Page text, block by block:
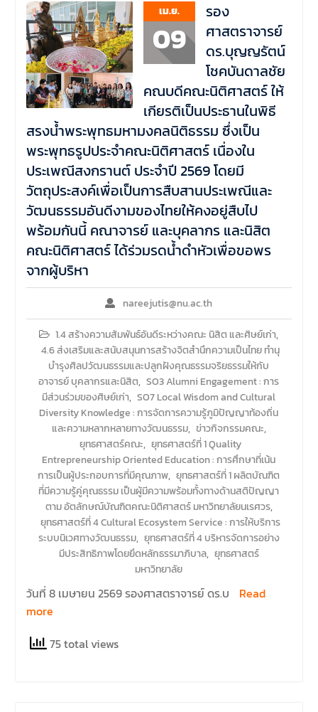
เม.ย.
09
รอง
ศาสตราจารย์
ดร.บุญญรัตน์
โชคบันดาลชัย
คณบดีคณะนิติศาสตร์ ให้
เกียรติเป็นประธานในพิธี
สรงน้ำพระพุทธมหามงคลนิติธรรม ซึ่งเป็น
พระพุทธรูปประจำคณะนิติศาสตร์ เนื่องใน
ประเพณีสงกรานต์ ประจำปี 2569 โดยมี
วัตถุประสงค์เพื่อเป็นการสืบสานประเพณีและ
วัฒนธรรมอันดีงามของไทยให้คงอยู่สืบไป
พร้อมกันนี้ คณาจารย์ และบุคลากร และนิสิต
คณะนิติศาสตร์ ได้ร่วมรดน้ำดำหัวเพื่อขอพร
จากผู้บริหา
nareejutis@nu.ac.th
1.4 สร้างความสัมพันธ์อันดีระหว่างคณะ นิสิต และศิษย์เก่า,
4.6 ส่งเสริมและสนับสนุนการสร้างจิตสำนึกความเป็นไทย ทำนุ
บำรุงศิลปวัฒนธรรมและปลูกฝังคุณธรรมจริยธรรมให้กับ
อาจารย์ บุคลากรและนิสิต, SO3 Alumni Engagement : การ
มีส่วนร่วมของศิษย์เก่า, SO7 Local Wisdom and Cultural
Diversity Knowledge : การจัดการความรู้ภูมิปัญญาท้องถิ่น
และความหลากหลายทางวัฒนธรรม, ข่าวกิจกรรมคณะ,
ยุทธศาสตร์คณะ, ยุทธศาสตร์ที่ 1 Quality
Entrepreneurship Oriented Education : การศึกษาที่เน้น
การเป็นผู้ประกอบการที่มีคุณภาพ, ยุทธศาสตร์ที่ 1 ผลิตบัณฑิต
ที่มีความรู้คู่คุณธรรม เป็นผู้มีความพร้อมทั้งทางด้านสติปัญญา
ตาม อัตลักษณ์บัณฑิตคณะนิติศาสตร์ มหาวิทยาลัยนเรศวร,
ยุทธศาสตร์ที่ 4 Cultural Ecosystem Service : การให้บริการ
ระบบนิเวศทางวัฒนธรรม, ยุทธศาสตร์ที่ 4 บริหารจัดการอย่าง
มีประสิทธิภาพโดยยึดหลักธรรมาภิบาล, ยุทธศาสตร์
มหาวิทยาลัย
วันที่ 8 เมษายน 2569 รองศาสตราจารย์ ดร.บ
Read
more
75 total views